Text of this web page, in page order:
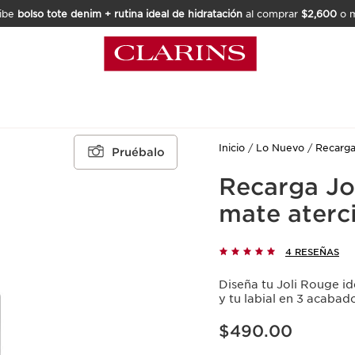
bolso tote denim + rutina ideal de hidratación al comprar $2,600 o
Pruébalo Inicio Lo Nuevo
Recarga
mate
4 RESEÑAS
Diseña tu Joli Rouge
y tu labial en 3
Precio actual $490.00
$490.00